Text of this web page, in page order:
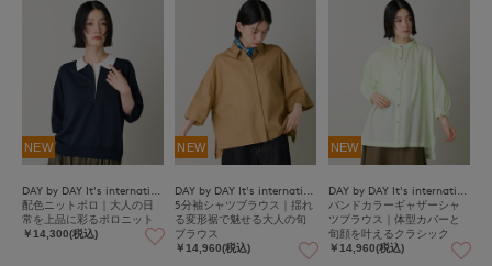
NEW
配色ニットポロ｜大人の日
常を上品に彩るポロニット
￥14,300(税込)
NEW
5分袖シャツブラウス｜揺れ
る変形裾で魅せる大人の旬
ブラウス
￥14,960(税込)
NEW
バンドカラーギャザーシャ
ツブラウス｜体型カバーと
旬顔を叶えるクラシック
￥14,960(税込)